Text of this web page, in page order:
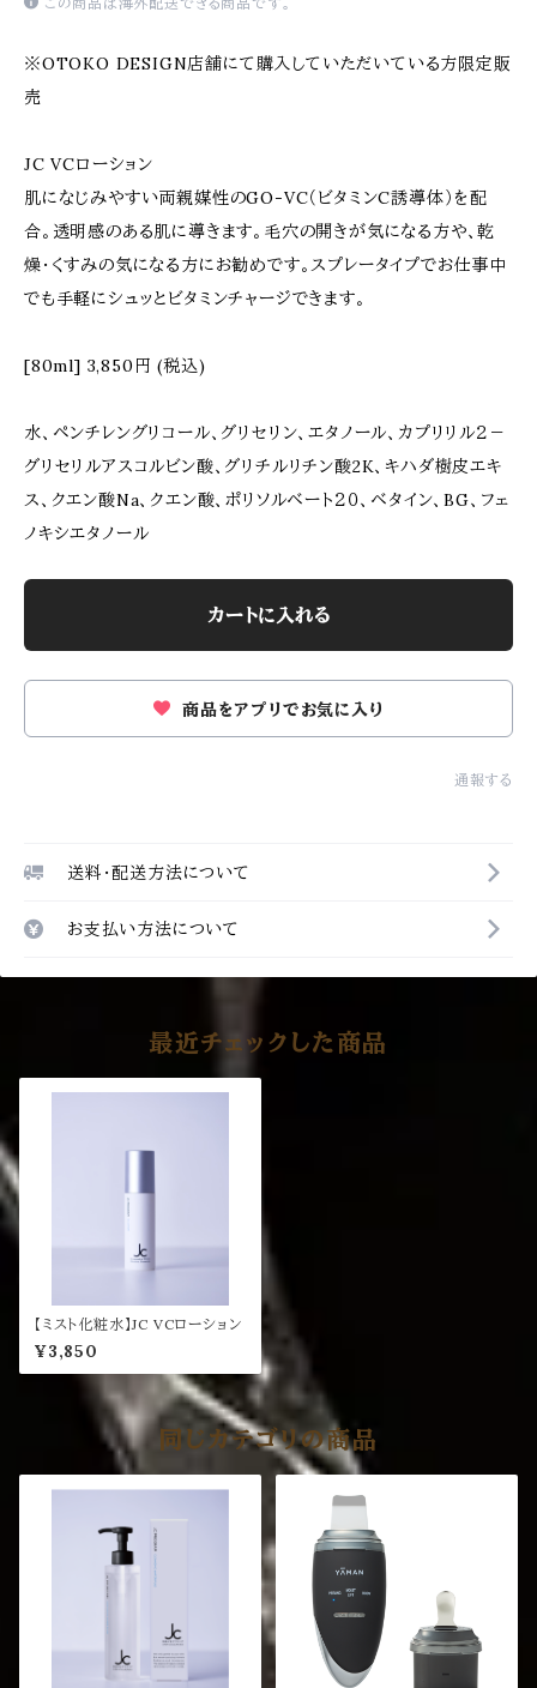
※OTOKO DESIGN店舗にて購入していただいている方限定販
売
JC VCローション
肌になじみやすい両親媒性のGO-VC（ビタミンC誘導体）を配
合。透明感のある肌に導きます。毛穴の開きが気になる方や、乾
燥・くすみの気になる方にお勧めです。スプレータイプでお仕事中
でも手軽にシュッとビタミンチャージできます。
[80ml] 3,850円 (税込)
水、ペンチレングリコール、グリセリン、エタノール、カプリリル２－
グリセリルアスコルビン酸、グリチルリチン酸2K、キハダ樹皮エキ
ス、クエン酸Na、クエン酸、ポリソルベート２０、ベタイン、BG、フェ
ノキシエタノール
カートに入れる
商品をアプリでお気に入り
通報する
送料・配送方法について
お支払い方法について
最近チェックした商品
【ミスト化粧水】JC VCローション
¥3,850
同じカテゴリの商品